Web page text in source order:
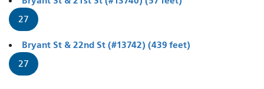
27
Bryant St & 22nd St (#13742) (439 feet)
27